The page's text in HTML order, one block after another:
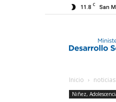
11.8 C San
Inicio noticias
Niñez,